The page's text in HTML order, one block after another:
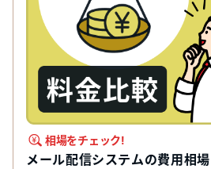
相場をチェック!
メール配信システムの費用相